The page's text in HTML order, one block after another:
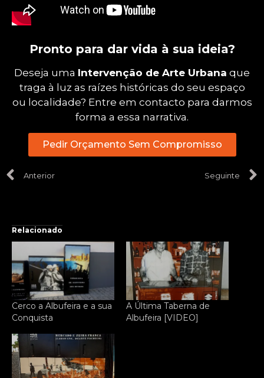
Pronto para dar vida à sua ideia?
Deseja uma Intervenção de Arte Urbana que
traga à luz as raízes históricas do seu espaço
ou localidade? Entre em contacto para darmos
forma a essa narrativa.
Pedir Orçamento Sem Compromisso
Anterior Seguinte
Relacionado
Cerco a Albufeira e a sua
Conquista
A Última Taberna de
Albufeira [VIDEO]